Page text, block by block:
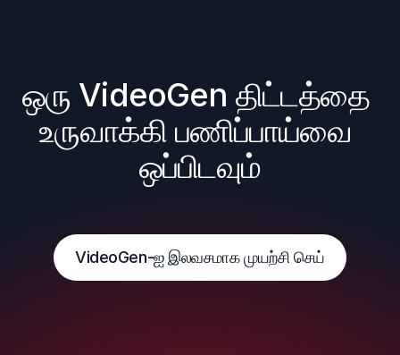
ஒரு VideoGen திட்டத்தை
உருவாக்கி பணிப்பாய்வை
ஒப்பிடவும்
VideoGen-ஐ இலவசமாக முயற்சி செய்